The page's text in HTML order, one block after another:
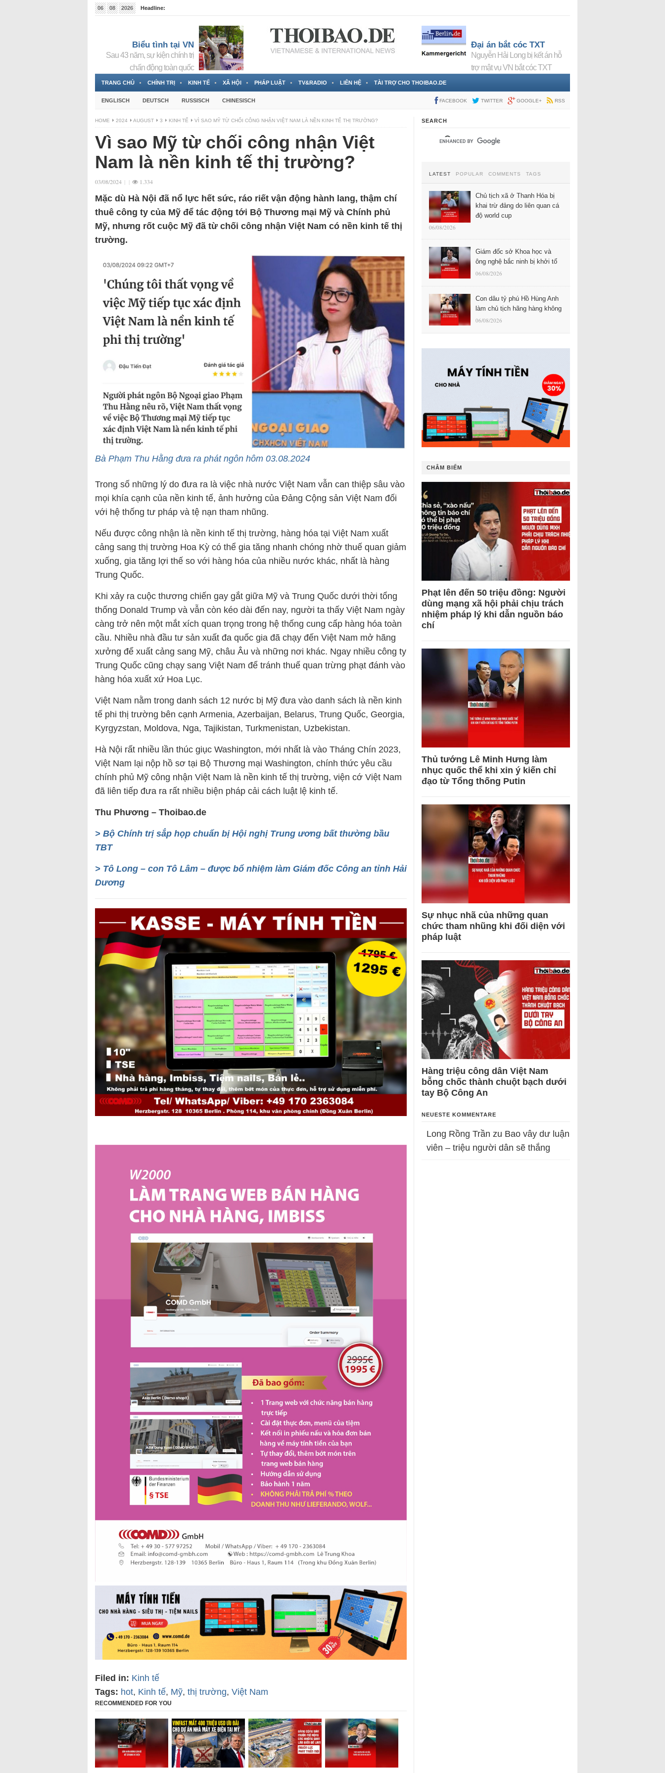
06 08 2026
Headline:
Biểu tình tại VN
Sau 43 năm, sự kiện chính trị
chấn động toàn quốc
Đại án bắt cóc TXT
Nguyễn Hải Long bị kết án hỗ
trợ mật vụ VN bắt cóc TXT
TRANG CHỦ CHÍNH TRỊ KINH TẾ XÃ HỘI PHÁP LUẬT TV&RADIO LIÊN HỆ TÀI TRỢ CHO THOIBAO.DE
ENGLISCH DEUTSCH RUSSISCH CHINESISCH FACEBOOK TWITTER GOOGLE+ RSS
HOME 2024 AUGUST 3 KINH TẾ VÌ SAO MỸ TỪ CHỐI CÔNG NHẬN VIỆT NAM LÀ NỀN KINH TẾ THỊ TRƯỜNG?
Vì sao Mỹ từ chối công nhận Việt
Nam là nền kinh tế thị trường?
03/08/2024 | | 1.334
Mặc dù Hà Nội đã nổ lực hết sức, ráo riết vận động hành lang, thậm chí
thuê công ty của Mỹ để tác động tới Bộ Thương mại Mỹ và Chính phủ
Mỹ, nhưng rốt cuộc Mỹ đã từ chối công nhận Việt Nam có nền kinh tế thị
trường.
Bà Phạm Thu Hằng đưa ra phát ngôn hôm 03.08.2024
Trong số những lý do đưa ra là việc nhà nước Việt Nam vẫn can thiệp sâu vào
mọi khía cạnh của nền kinh tế, ảnh hưởng của Đảng Cộng sản Việt Nam đối
với hệ thống tư pháp và tệ nạn tham nhũng.
Nếu được công nhận là nền kinh tế thị trường, hàng hóa tại Việt Nam xuất
cảng sang thị trường Hoa Kỳ có thể gia tăng nhanh chóng nhờ thuế quan giảm
xuống, gia tăng lợi thế so với hàng hóa của nhiều nước khác, nhất là hàng
Trung Quốc.
Khi xảy ra cuộc thương chiến gay gắt giữa Mỹ và Trung Quốc dưới thời tổng
thống Donald Trump và vẫn còn kéo dài đến nay, người ta thấy Việt Nam ngày
càng trở nên một mắt xích quan trọng trong hệ thống cung cấp hàng hóa toàn
cầu. Nhiều nhà đầu tư sản xuất đa quốc gia đã chạy đến Việt Nam mở hãng
xưởng để xuất cảng sang Mỹ, châu Âu và những nơi khác. Ngay nhiều công ty
Trung Quốc cũng chạy sang Việt Nam để tránh thuế quan trừng phạt đánh vào
hàng hóa xuất xứ Hoa Lục.
Việt Nam nằm trong danh sách 12 nước bị Mỹ đưa vào danh sách là nền kinh
tế phi thị trường bên cạnh Armenia, Azerbaijan, Belarus, Trung Quốc, Georgia,
Kyrgyzstan, Moldova, Nga, Tajikistan, Turkmenistan, Uzbekistan.
Hà Nội rất nhiều lần thúc giục Washington, mới nhất là vào Tháng Chín 2023,
Việt Nam lại nộp hồ sơ tại Bộ Thương mại Washington, chính thức yêu cầu
chính phủ Mỹ công nhận Việt Nam là nền kinh tế thị trường, viện cớ Việt Nam
đã liên tiếp đưa ra rất nhiều biện pháp cải cách luật lệ kinh tế.
Thu Phương – Thoibao.de
> Bộ Chính trị sắp họp chuẩn bị Hội nghị Trung ương bất thường bầu
TBT
> Tô Long – con Tô Lâm – được bổ nhiệm làm Giám đốc Công an tỉnh Hải
Dương
Filed in: Kinh tế
Tags: hot, Kinh tế, Mỹ, thị trường, Việt Nam
RECOMMENDED FOR YOU
SEARCH
LATEST POPULAR COMMENTS TAGS
Chủ tịch xã ở Thanh Hóa bị
khai trừ đảng do liên quan cá
độ world cup
06/08/2026
Giám đốc sở Khoa học và
ông nghệ bắc ninh bị khởi tố
06/08/2026
Con dâu tỷ phú Hồ Hùng Anh
làm chủ tịch hãng hàng không
06/08/2026
CHÂM BIẾM
Phạt lên đến 50 triệu đồng: Người
dùng mạng xã hội phải chịu trách
nhiệm pháp lý khi dẫn nguồn báo
chí
Thủ tướng Lê Minh Hưng làm
nhục quốc thể khi xin ý kiến chỉ
đạo từ Tổng thống Putin
Sự nhục nhã của những quan
chức tham nhũng khi đối diện với
pháp luật
Hàng triệu công dân Việt Nam
bỗng chốc thành chuột bạch dưới
tay Bộ Công An
NEUESTE KOMMENTARE
Long Rồng Trần zu Bao vây dư luận
viên – triệu người dân sẽ thắng